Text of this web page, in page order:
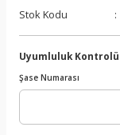
Stok Kodu
Uyumluluk Kontrolü
Şase Numarası